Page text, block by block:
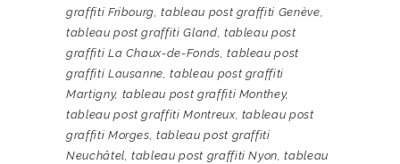
graffiti Fribourg,tableau post graffiti Genève,
tableau post graffiti Gland, tableau post
graffiti La Chaux-de-Fonds,tableau post
graffiti Lausanne,tableau post graffiti
Martigny, tableau post graffiti Monthey,
tableau post graffiti Montreux, tableau post
graffiti Morges,tableau post graffiti
Neuchâtel,tableau post graffiti Nyon,tableau